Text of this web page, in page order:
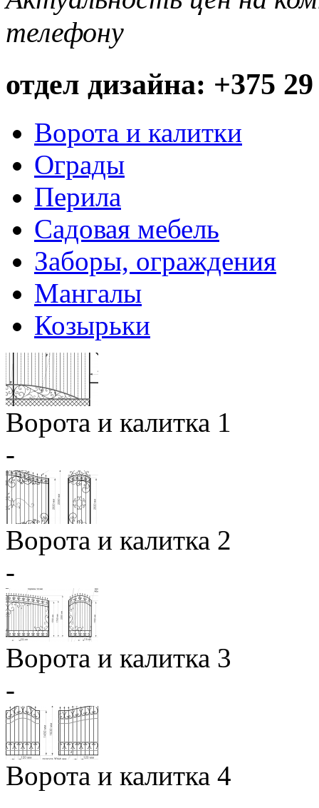
телефону
отдел дизайна: +375
Ворота и калитки
Ограды
Перила
Садовая мебель
Заборы, ограждения
Мангалы
Козырьки
Ворота и калитка 1
-
Ворота и калитка 2
-
Ворота и калитка 3
-
Ворота и калитка 4